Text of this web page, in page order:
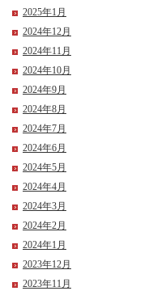
2025年1月
2024年12月
2024年11月
2024年10月
2024年9月
2024年8月
2024年7月
2024年6月
2024年5月
2024年4月
2024年3月
2024年2月
2024年1月
2023年12月
2023年11月